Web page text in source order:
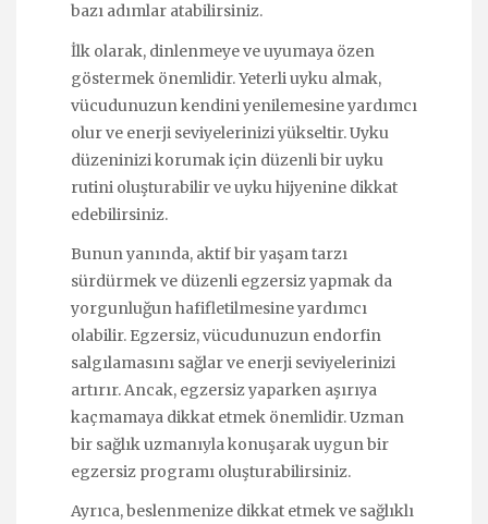
bazı adımlar atabilirsiniz.
İlk olarak, dinlenmeye ve uyumaya özen
göstermek önemlidir. Yeterli uyku almak,
vücudunuzun kendini yenilemesine yardımcı
olur ve enerji seviyelerinizi yükseltir. Uyku
düzeninizi korumak için düzenli bir uyku
rutini oluşturabilir ve uyku hijyenine dikkat
edebilirsiniz.
Bunun yanında, aktif bir yaşam tarzı
sürdürmek ve düzenli egzersiz yapmak da
yorgunluğun hafifletilmesine yardımcı
olabilir. Egzersiz, vücudunuzun endorfin
salgılamasını sağlar ve enerji seviyelerinizi
artırır. Ancak, egzersiz yaparken aşırıya
kaçmamaya dikkat etmek önemlidir. Uzman
bir sağlık uzmanıyla konuşarak uygun bir
egzersiz programı oluşturabilirsiniz.
Ayrıca, beslenmenize dikkat etmek ve sağlıklı